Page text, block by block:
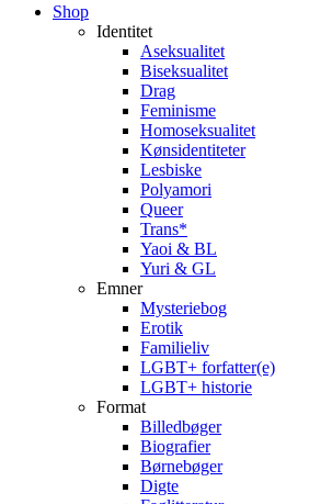
Close
Shop
Identitet
Aseksualitet
Biseksualitet
Drag
Feminisme
Homoseksualitet
Kønsidentiteter
Lesbiske
Polyamori
Queer
Trans*
Yaoi & BL
Yuri & GL
Emner
Mysteriebog
Erotik
Familieliv
LGBT+ forfatter(e)
LGBT+ historie
Format
Billedbøger
Biografier
Børnebøger
Digte